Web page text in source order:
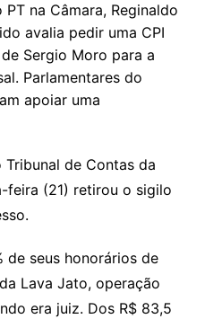
na Câmara, Reginaldo
avalia pedir uma CPI
Sergio Moro para a
Parlamentares do
apoiar uma
de Contas da
feira (21) retirou o sigilo
de seus honorários de
Lava Jato, operação
era juiz. Dos R$ 83,5